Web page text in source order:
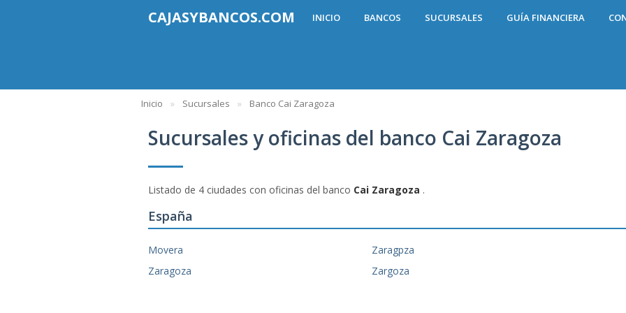
CAJASYBANCOS.COM INICIO BANCOS SUCURSALES GUÍA FINANCIERA
Inicio Sucursales Banco Cai Zaragoza
Sucursales y oficinas del banco Cai Zaragoza
Listado de 4 ciudades con oficinas del banco Cai Zaragoza .
España
Movera
Zaragoza
Zaragpza
Zargoza